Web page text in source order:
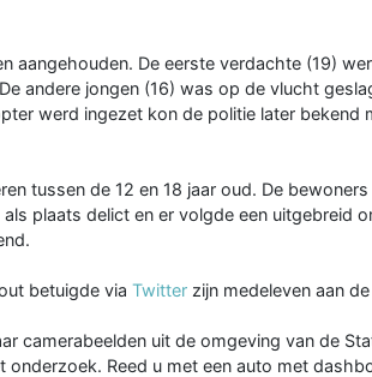
aangehouden. De eerste verdachte (19)
andere jongen (16) was op de vlucht
werd ingezet kon de politie later bekend
tussen de 12 en 18 jaar oud. De
plaats delict en er volgde een uitgebreid
betuigde via Twitter zijn medeleven aan
camerabeelden uit de omgeving van de
onderzoek. Reed u met een auto met